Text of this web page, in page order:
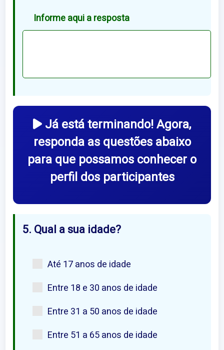
Informe aqui a resposta
Já está terminando! Agora,
responda as questões abaixo
para que possamos conhecer o
perfil dos participantes
5. Qual a sua idade?
Até 17 anos de idade
Entre 18 e 30 anos de idade
Entre 31 a 50 anos de idade
Entre 51 a 65 anos de idade